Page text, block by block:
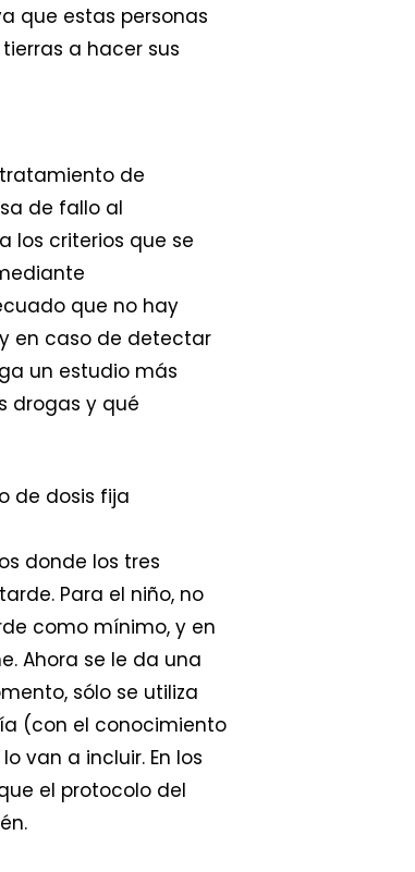
que estas personas
a hacer sus
de
de fallo al
los criterios que se
que no hay
y en caso de detectar
un estudio más
drogas y qué
de dosis fija
donde los tres
Para el niño, no
como mínimo, y en
Ahora se le da una
sólo se utiliza
(con el conocimiento
van a incluir. En los
el protocolo del